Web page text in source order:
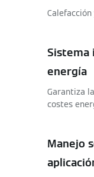
Sistema
energía
Garantiza
costes
Manejo